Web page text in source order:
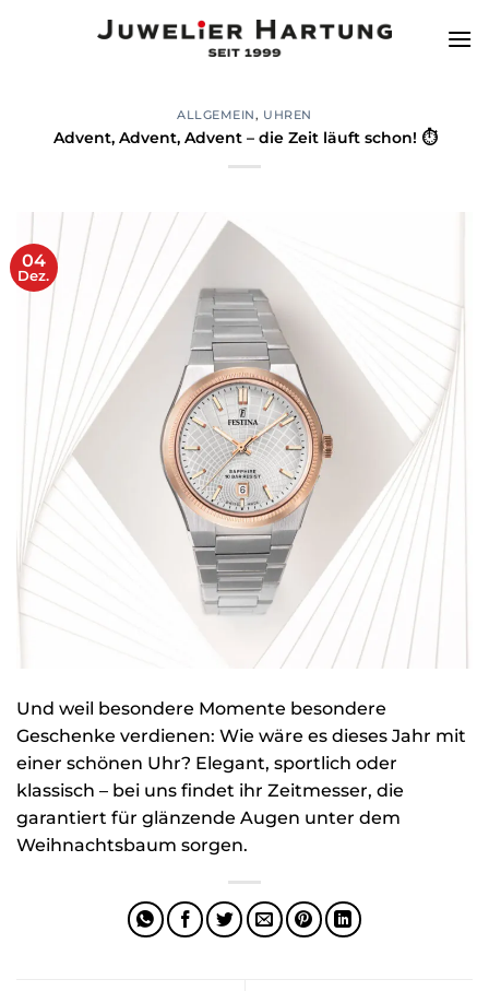
ALLGEMEIN, UHREN
️Advent, Advent, Advent – die Zeit läuft schon! ⏱️
04
Dez.
Und weil besondere Momente besondere
Geschenke verdienen: Wie wäre es dieses Jahr mit
einer schönen Uhr? Elegant, sportlich oder
klassisch – bei uns findet ihr Zeitmesser, die
garantiert für glänzende Augen unter dem
Weihnachtsbaum sorgen. ️